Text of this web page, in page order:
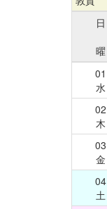
日
曜
01
水
02
木
03
金
04
土